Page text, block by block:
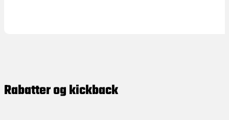
Rabatter og kickback